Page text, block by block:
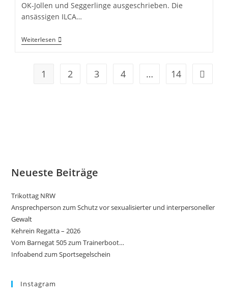
OK-Jollen und Seggerlinge ausgeschrieben. Die
ansässigen ILCA…
WeiterlesenKehraus
2025
1 2 3 4 … 14 Gehe
Neueste Beiträge
Trikottag NRW
Ansprechperson zum Schutz vor sexualisierter und interpersoneller
Gewalt
Kehrein Regatta – 2026
Vom Barnegat 505 zum Trainerboot…
Infoabend zum Sportsegelschein
Instagram